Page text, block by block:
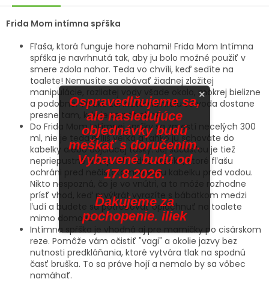
Frida Mom intímna spŕška
Fľaša, ktorá funguje hore nohami! Frida Mom Intímna
spŕška je navrhnutá tak, aby ju bolo možné použiť v
smere zdola nahor. Teda vo chvíli, keď sedíte na
toalete! Nemusíte sa obávať žiadnej zložitej
manipulácie, rozliatej vody všade okolo, mokrej bielizne
a podobne. Vďaka zahnutému hrdlu sa voda dostane
presne tam, kde je to potrebné.
Do Frida Mom Intímnej spršky sa zmestí necelých 300
ml, nie je teda príliš veľká a ľahko ju schováte do
kabelky alebo dojčiacej tašky. Jej súčasťou je tiež
nepriepustné a nepriehľadné vrecko, ktoré fľašu
ochráni pred nečistotami a vašu kabelku pred vodou.
Nikto nespozná, čo je vo vnútri, a to môže rozhodne
prísť vhod, keď prvýkrát vyrazíte s bábätkom medzi
ľudí a budete sa potrebovať opláchnuť na toalete
mimo domova.
Intímna spŕška je vhodná aj pre mamičky po cisárskom
reze. Pomôže vám očistiť "vagi" a okolie jazvy bez
nutnosti predkláňania, ktoré vytvára tlak na spodnú
časť bruška. To sa práve hojí a nemalo by sa vôbec
namáhať.
×
Ospravedlňujeme sa,
ale nasledujúce
objednávky budú
meškať s doručením.
Vybavené budú od
17.8.2026.
Ďakujeme za
pochopenie. iliek